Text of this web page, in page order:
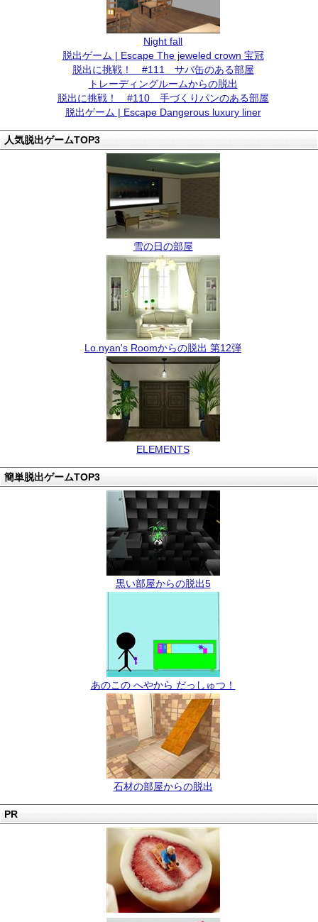
Night fall
脱出ゲーム | Escape The jeweled crown 宝冠
脱出に挑戦！ #111 サバ缶のある部屋
トレーディングルームからの脱出
脱出に挑戦！ #110 手づくりパンのある部屋
脱出ゲーム | Escape Dangerous luxury liner
人気脱出ゲームTOP3
雪の日の部屋
Lo.nyan's Roomからの脱出 第12弾
ELEMENTS
簡単脱出ゲームTOP3
黒い部屋からの脱出5
あのこの へやから だっしゅつ！
石材の部屋からの脱出
PR